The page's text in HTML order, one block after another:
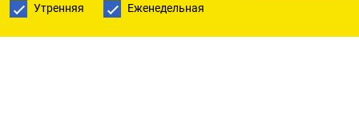
Утренняя Еженедельная